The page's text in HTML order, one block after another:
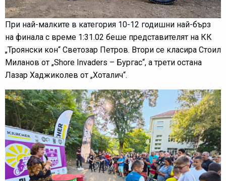
При най-малките в категория 10-12 годишни най-бърз
на финала с време 1:31.02 беше представителят на КК
„Троянски кон“ Светозар Петров. Втори се класира Стоил
Миланов от „Shore Invaders – Бургас“, а трети остана
Лазар Хаджиколев от „Хоталич“.